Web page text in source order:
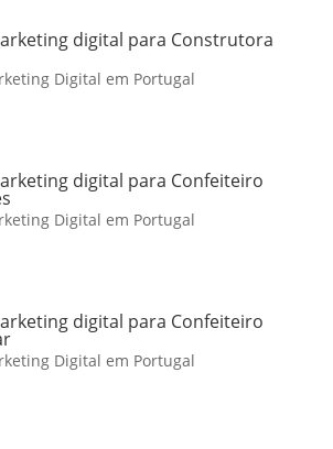
digital para Construtora
Digital em Portugal
digital para Confeiteiro
Digital em Portugal
digital para Confeiteiro
Digital em Portugal